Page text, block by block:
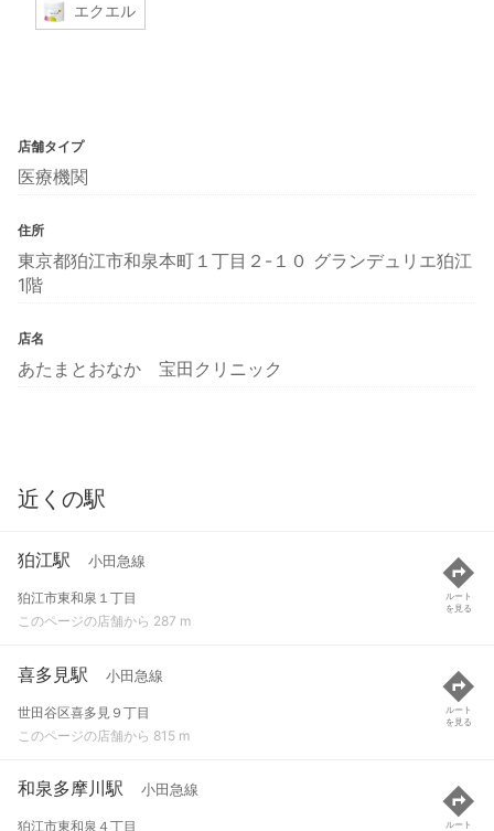
エクエル
店舗タイプ
医療機関
住所
東京都狛江市和泉本町１丁目２-１０ グランデュリエ狛江
1階
店名
あたまとおなか 宝田クリニック
近くの駅
狛江駅 小田急線
狛江市東和泉１丁目
このページの店舗から 287 m
ルート
を見る
喜多見駅 小田急線
世田谷区喜多見９丁目
このページの店舗から 815 m
ルート
を見る
和泉多摩川駅 小田急線
狛江市東和泉４丁目
ルート